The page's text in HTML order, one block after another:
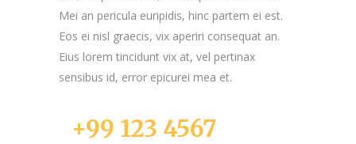
Mei an pericula euripidis, hinc partem ei est.
Eos ei nisl graecis, vix aperiri consequat an.
Eius lorem tincidunt vix at, vel pertinax
sensibus id, error epicurei mea et.
+99 123 4567